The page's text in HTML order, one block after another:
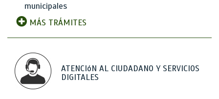
municipales
MÁS TRÁMITES
ATENCIóN AL CIUDADANO Y SERVICIOS
DIGITALES